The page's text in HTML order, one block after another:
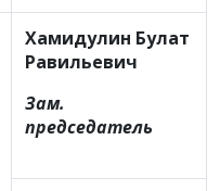
Хамидулин Булат
Равильевич
Зам.
председатель